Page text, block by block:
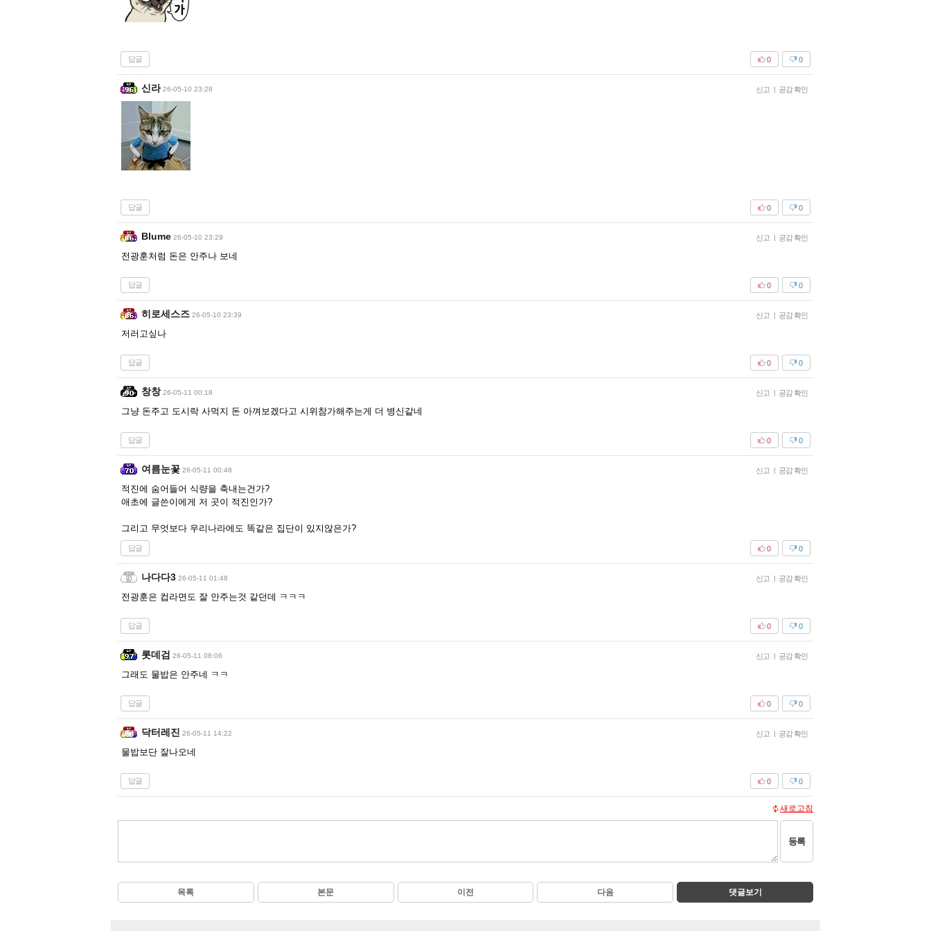
답글 0
0
신라 26-05-10 23:28 신고 | 공감 확인
답글 0
0
Blume 26-05-10 23:29 신고 | 공감 확인
전광훈처럼 돈은 안주나 보네
답글 0
0
히로세스즈 26-05-10 23:39 신고 | 공감 확인
저러고싶나
답글 0
0
창창 26-05-11 00:18 신고 | 공감 확인
그냥 돈주고 도시락 사먹지 돈 아껴보겠다고 시위참가해주는게 더 병신같네
답글 0
0
여름눈꽃 26-05-11 00:48 신고 | 공감 확인
적진에 숨어들어 식량을 축내는건가?
애초에 글쓴이에게 저 곳이 적진인가?
그리고 무엇보다 우리나라에도 똑같은 집단이 있지않은가?
답글 0
0
나다다3 26-05-11 01:48 신고 | 공감 확인
전광훈은 컵라면도 잘 안주는것 같던데 ㅋㅋㅋ
답글 0
0
롯데검 26-05-11 08:06 신고 | 공감 확인
그래도 물밥은 안주네 ㅋㅋ
답글 0
0
닥터레진 26-05-11 14:22 신고 | 공감 확인
물밥보단 잘나오네
답글 0
0
새로고침
등록
목록 본문 이전 다음 댓글보기